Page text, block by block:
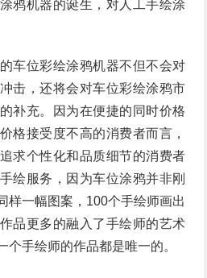
鸦机器的诞生，对人工手绘涂
车位彩绘涂鸦机器不但不会对
击，还将会对车位彩绘涂鸦市
补充。因为在便捷的同时价格
格接受度不高的消费者而言，
求个性化和品质细节的消费者
绘服务，因为车位涂鸦并非刚
样一幅图案，100个手绘师画出
品更多的融入了手绘师的艺术
个手绘师的作品都是唯一的。